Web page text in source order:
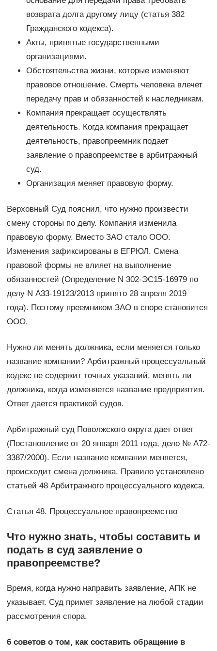
возврата долга другому лицу (статья 382
Гражданского кодекса).
Акты, принятые государственными
организациями.
Обстоятельства жизни, которые изменяют
правовое отношение. Смерть человека влечет
передачу прав и обязанностей к наследникам.
Компания прекращает осуществлять
деятельность. Когда компания прекращает
деятельность, правопреемник подает
заявление о правопреемстве в арбитражный
суд.
Организация меняет правовую форму.
Верховный Суд пояснил, что нужно произвести
смену стороны по делу. Компания изменила
правовую форму. Вместо ЗАО стало ООО.
Изменения зафиксированы в ЕГРЮЛ. Смена
правовой формы не влияет на выполнение
обязанностей (Определение N 302-ЭС15-16979 по
делу N А33-19123/2013 принято 28 апреля 2019
года). Поэтому преемником ЗАО в споре становится
ООО.
Нужно ли менять должника, если меняется только
название компании? Арбитражный процессуальный
кодекс не содержит точных указаний, менять ли
должника, когда изменяется название предприятия.
Ответ дается практикой судов.
Арбитражный суд Поволжского округа дает ответ
(Постановление от 20 января 2011 года, дело № А72-
3387/2000). Если название компании меняется,
происходит смена должника. Правило установлено
статьей 48 Арбитражного процессуального кодекса.
Статья 48. Процессуальное правопреемство
Что нужно знать, чтобы составить и
подать в суд заявление о
правопреемстве?
Время, когда нужно направить заявление, АПК не
указывает. Суд примет заявление на любой стадии
рассмотрения спора.
6 советов о том, как составить обращение в